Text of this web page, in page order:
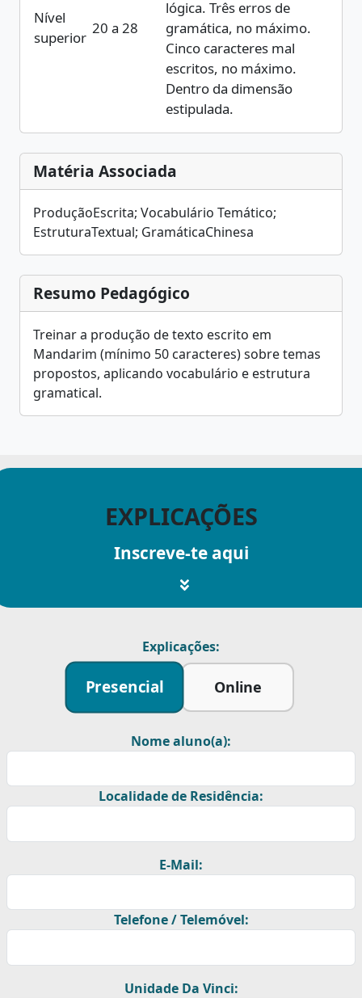
Nível
superior
20 a 28
lógica. Três erros de
gramática, no máximo.
Cinco caracteres mal
escritos, no máximo.
Dentro da dimensão
estipulada.
Matéria Associada
ProduçãoEscrita; Vocabulário Temático;
EstruturaTextual; GramáticaChinesa
Resumo Pedagógico
Treinar a produção de texto escrito em
Mandarim (mínimo 50 caracteres) sobre temas
propostos, aplicando vocabulário e estrutura
gramatical.
EXPLICAÇÕES
Inscreve-te aqui
Explicações:
Presencial Online
Nome aluno(a):
Localidade de Residência:
E-Mail:
Telefone / Telemóvel:
Unidade Da Vinci: